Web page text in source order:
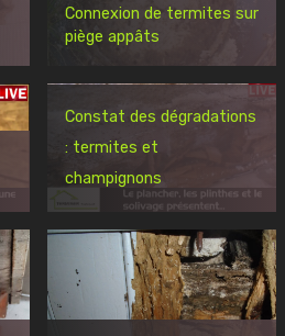
Connexion de termites sur
piège appâts
Constat des dégradations
: termites et
champignons